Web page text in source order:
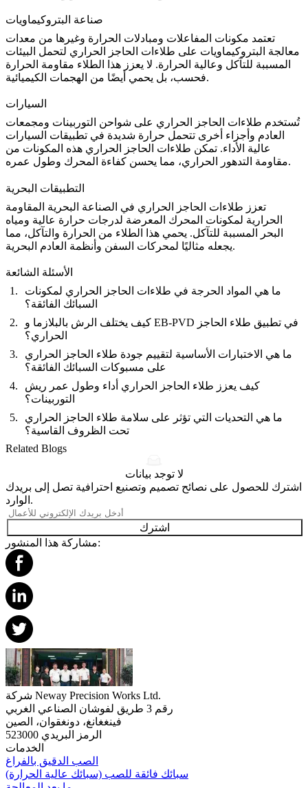
صناعة البتروكيماويات
تعتمد مكونات المفاعلات ومبادلات الحرارة وغيرها من معدات
معالجة البتروكيماويات على طلاءات الحاجز الحراري لتحمل البيئات
المسببة للتآكل وعالية الحرارة. لا يعزز هذا الطلاء مقاومة الحرارة
فحسب، بل يحمي أيضًا من الهجمات الكيميائية.
السيارات
تُستخدم طلاءات الحاجز الحراري على شواحن التوربينات ومجمعات
العادم وأجزاء أخرى تتحمل حرارة شديدة في تطبيقات السيارات
عالية الأداء. تمكن طلاءات الحاجز الحراري هذه المكونات من
مقاومة التدهور الحراري، مما يحسن كفاءة المحرك وطول عمره.
التطبيقات البحرية
تعزز طلاءات الحاجز الحراري في الصناعة البحرية المقاومة
الحرارية لمكونات المحرك المعرضة لدرجات حرارة عالية ومياه
البحر المسببة للتآكل. يحمي هذا الطلاء من الحرارة والتآكل، مما
يجعله مثاليًا لمحركات السفن وأنظمة العادم البحرية.
الأسئلة الشائعة
ما هي المواد الحرجة في طلاءات الحاجز الحراري لمكونات
السبائك الفائقة؟
كيف يختلف الرش بالبلازما و EB-PVD في تطبيق طلاء الحاجز
الحراري؟
ما هي الاختبارات الأساسية لتقييم جودة طلاء الحاجز الحراري
على مسبوكات السبائك الفائقة؟
كيف يعزز طلاء الحاجز الحراري أداء وطول عمر ريش
التوربينات؟
ما هي التحديات التي تؤثر على سلامة طلاء الحاجز الحراري
تحت الظروف القاسية؟
Related Blogs
لا توجد بيانات
اشترك للحصول على نصائح تصميم وتصنيع احترافية تصل إلى بريدك
الوارد.
اشترك
مشاركة هذا المنشور:
شركة Neway Precision Works Ltd.
رقم 3 طريق لفوشان الصناعي الغربي
فينغغانغ، دونغقوان، الصين
الرمز البريدي 523000
الخدمات
الصب الدقيق بالفراغ
سبائك فائقة للصب (سبائك عالية الحرارة)